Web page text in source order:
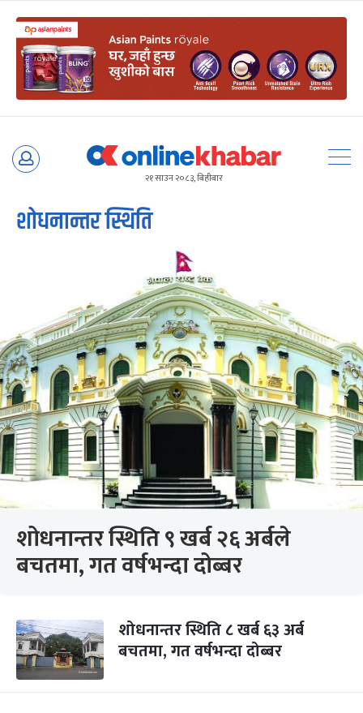
Skip
२१ साउन २०८३, बिहीबार
शोधनान्तर स्थिति
शोधनान्तर स्थिति ९ खर्ब २६ अर्बले
बचतमा, गत वर्षभन्दा दोब्बर
शोधनान्तर स्थिति ८ खर्ब ६३ अर्ब
बचतमा, गत वर्षभन्दा दोब्बर